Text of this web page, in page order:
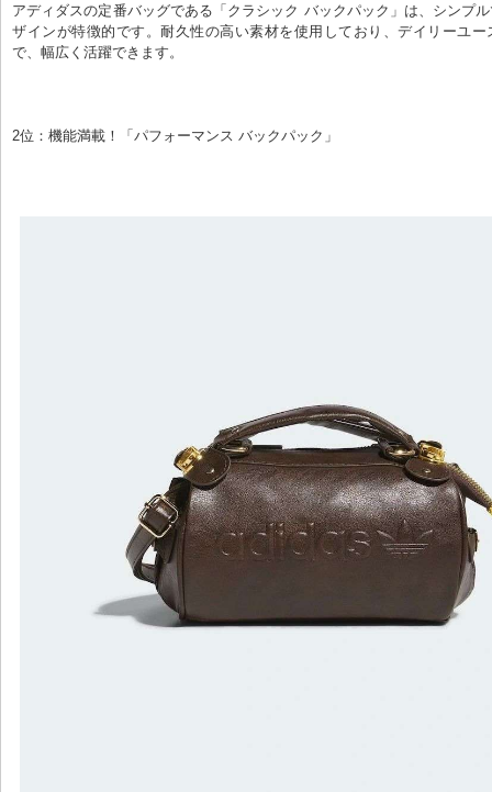
アディダスの定番バッグである「クラシック バックパック」は、シンプ
ザインが特徴的です。耐久性の高い素材を使用しており、デイリーユー
で、幅広く活躍できます。
2位：機能満載！「パフォーマンス バックパック」